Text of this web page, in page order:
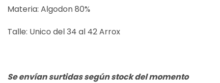
Materia: Algodon 80%
Talle: Unico del 34 al 42 Arrox
Se envían surtidas según stock del momento